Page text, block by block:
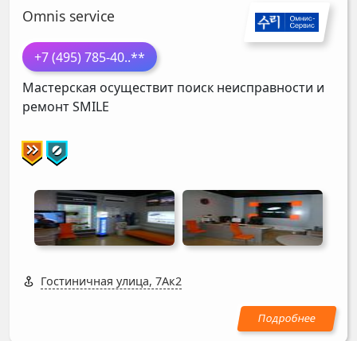
Omnis service
+7 (495) 785-40..**
Мастерская осуществит поиск неисправности и
ремонтSMILE
Гостиничная улица, 7Ак2